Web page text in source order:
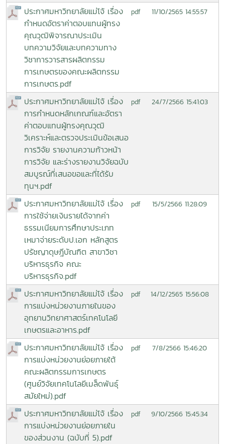
ประกาศมหาวิทยาลัยแม่โจ้ เรื่อง
กำหนดอัตราค่าตอบแทนผู้ทรง
คุณวุฒิพิจารณาประเมิน
บทความวิจัยและบทความทาง
วิชาการวารสารผลิตกรรม
การเกษตรของคณะผลิตกรรม
การเกษตร.pdf
pdf 11/10/2565 14:55:57
ประกาศมหาวิทยาลัยแม่โจ้ เรื่อง
การกำหนดหลักเกณฑ์และอัตรา
ค่าตอบแทนผู้ทรงคุณวุฒิ
วิเคราะห์และตรวจประเมินข้อเสนอ
การวิจัย รายงานความก้าวหน้า
การวิจัย และร่างรายงานวิจัยฉบับ
สมบูรณ์ที่เสนอขอและที่ได้รับ
ทุนฯ.pdf
pdf 24/7/2566 15:41:03
ประกาศมหาวิทยาลัยแม่โจ้ เรื่อง
การใช้จ่ายเงินรายได้จากค่า
ธรรมเนียมการศึกษาประเภท
เหมาจ่ายระดับป.เอก หลักสูตร
ปรัชญาดุษฎีบัณฑิต สาขาวิชา
บริหารธุรกิจ คณะ
บริหารธุรกิจ.pdf
pdf 15/5/2566 11:28:09
ประกาศมหาวิทยาลัยแม่โจ้ เรื่อง
การแบ่งหน่วยงานภายในของ
อุทยานวิทยาศาสตร์เทคโนโลยี
เกษตรและอาหาร.pdf
pdf 14/12/2565 15:56:08
ประกาศมหาวิทยาลัยแม่โจ้ เรื่อง
การแบ่งหน่วยงานย่อยภายใต้
คณะผลิตกรรมการเกษตร
(ศูนย์วิจัยเทคโนโลยีเมล็ดพันธุ์
สมัยใหม่).pdf
pdf 7/8/2566 15:46:20
ประกาศมหาวิทยาลัยแม่โจ้ เรื่อง
การแบ่งหน่วยงานย่อยภายใน
ของส่วนงาน (ฉบับที่ 5).pdf
pdf 9/10/2566 15:45:34